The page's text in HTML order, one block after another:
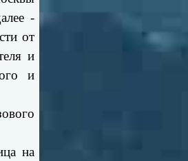
-
от
и
и
на